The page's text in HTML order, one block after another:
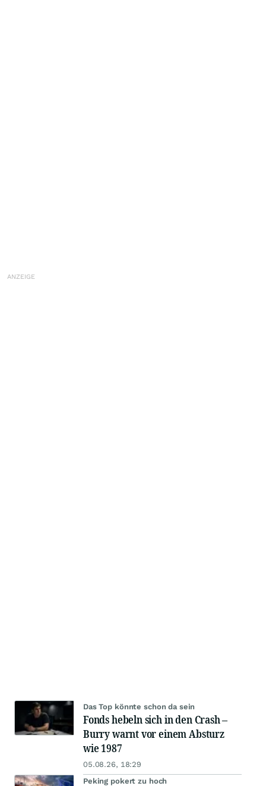
Das Top könnte schon da sein
Fonds hebeln sich in den Crash –
Burry warnt vor einem Absturz
wie 1987
05.08.26, 18:29
Peking pokert zu hoch